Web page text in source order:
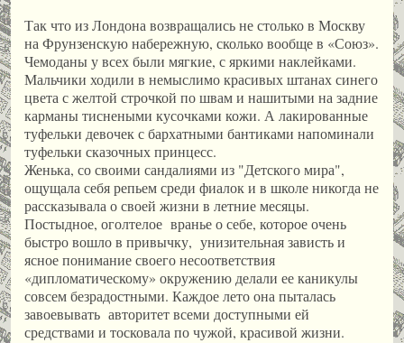
Так что из Лондона возвращались не столько в Москву
на Фрунзенскую набережную, сколько вообще в «Союз».
Чемоданы у всех были мягкие, с яркими наклейками.
Мальчики ходили в немыслимо красивых штанах синего
цвета с желтой строчкой по швам и нашитыми на задние
карманы тиснеными кусочками кожи. А лакированные
туфельки девочек с бархатными бантиками напоминали
туфельки сказочных принцесс.
Женька, со своими сандалиями из "Детского мира",
ощущала себя репьем среди фиалок и в школе никогда не
рассказывала о своей жизни в летние месяцы.
Постыдное, оголтелое вранье о себе, которое очень
быстро вошло в привычку, унизительная зависть и
ясное понимание своего несоответствия
«дипломатическому» окружению делали ее каникулы
совсем безрадостными. Каждое лето она пыталась
завоевывать авторитет всеми доступными ей
средствами и тосковала по чужой, красивой жизни.